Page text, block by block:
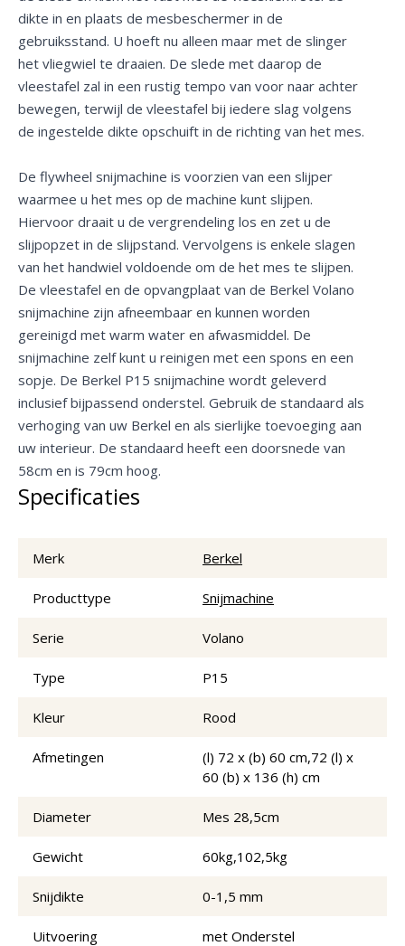
dikte in en plaats de mesbeschermer in de
gebruiksstand. U hoeft nu alleen maar met de slinger
het vliegwiel te draaien. De slede met daarop de
vleestafel zal in een rustig tempo van voor naar achter
bewegen, terwijl de vleestafel bij iedere slag volgens
de ingestelde dikte opschuift in de richting van het mes.
De flywheel snijmachine is voorzien van een slijper
waarmee u het mes op de machine kunt slijpen.
Hiervoor draait u de vergrendeling los en zet u de
slijpopzet in de slijpstand. Vervolgens is enkele slagen
van het handwiel voldoende om de het mes te slijpen.
De vleestafel en de opvangplaat van de Berkel Volano
snijmachine zijn afneembaar en kunnen worden
gereinigd met warm water en afwasmiddel. De
snijmachine zelf kunt u reinigen met een spons en een
sopje. De Berkel P15 snijmachine wordt geleverd
inclusief bijpassend onderstel. Gebruik de standaard als
verhoging van uw Berkel en als sierlijke toevoeging aan
uw interieur. De standaard heeft een doorsnede van
58cm en is 79cm hoog.
Specificaties
Merk Berkel
Producttype Snijmachine
Serie Volano
Type P15
Kleur Rood
Afmetingen
(l) 72 x (b) 60 cm,72 (l) x
60 (b) x 136 (h) cm
Diameter Mes 28,5cm
Gewicht 60kg,102,5kg
Snijdikte 0-1,5 mm
Uitvoering met Onderstel